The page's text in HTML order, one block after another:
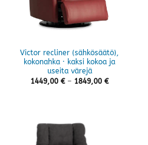
Victor recliner (sähkösäätö),
kokonahka · kaksi kokoa ja
useita värejä
1449,00 € – 1849,00 €Hintaluokka: